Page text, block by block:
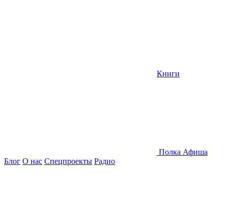
Книги
Полка Афиша
Блог О нас Спецпроекты Радио